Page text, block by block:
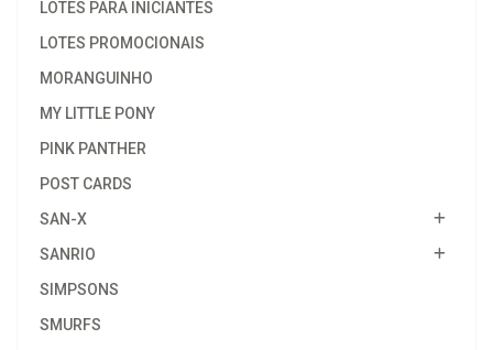
LOTES PARA INICIANTES
LOTES PROMOCIONAIS
MORANGUINHO
MY LITTLE PONY
PINK PANTHER
POST CARDS
SAN-X
SANRIO
SIMPSONS
SMURFS